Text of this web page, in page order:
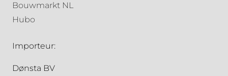
Bouwmarkt NL
Hubo
Importeur:
Dønsta BV